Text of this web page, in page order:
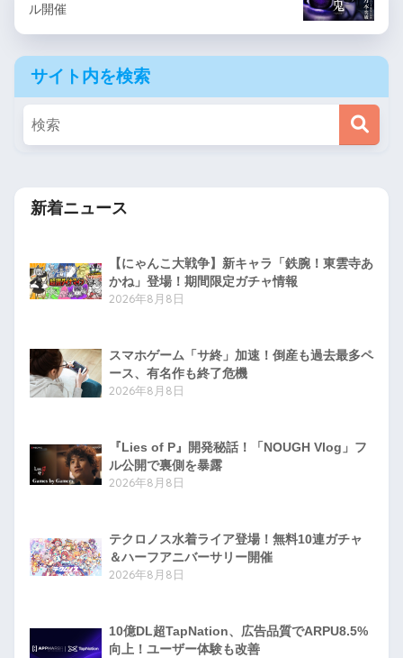
ル開催
サイト内を検索
新着ニュース
【にゃんこ大戦争】新キャラ「鉄腕！東雲寺あ
かね」登場！期間限定ガチャ情報
2026年8月8日
スマホゲーム「サ終」加速！倒産も過去最多ペ
ース、有名作も終了危機
2026年8月8日
『Lies of P』開発秘話！「NOUGH Vlog」フ
ル公開で裏側を暴露
2026年8月8日
テクロノス水着ライア登場！無料10連ガチャ
＆ハーフアニバーサリー開催
2026年8月8日
10億DL超TapNation、広告品質でARPU8.5%
向上！ユーザー体験も改善